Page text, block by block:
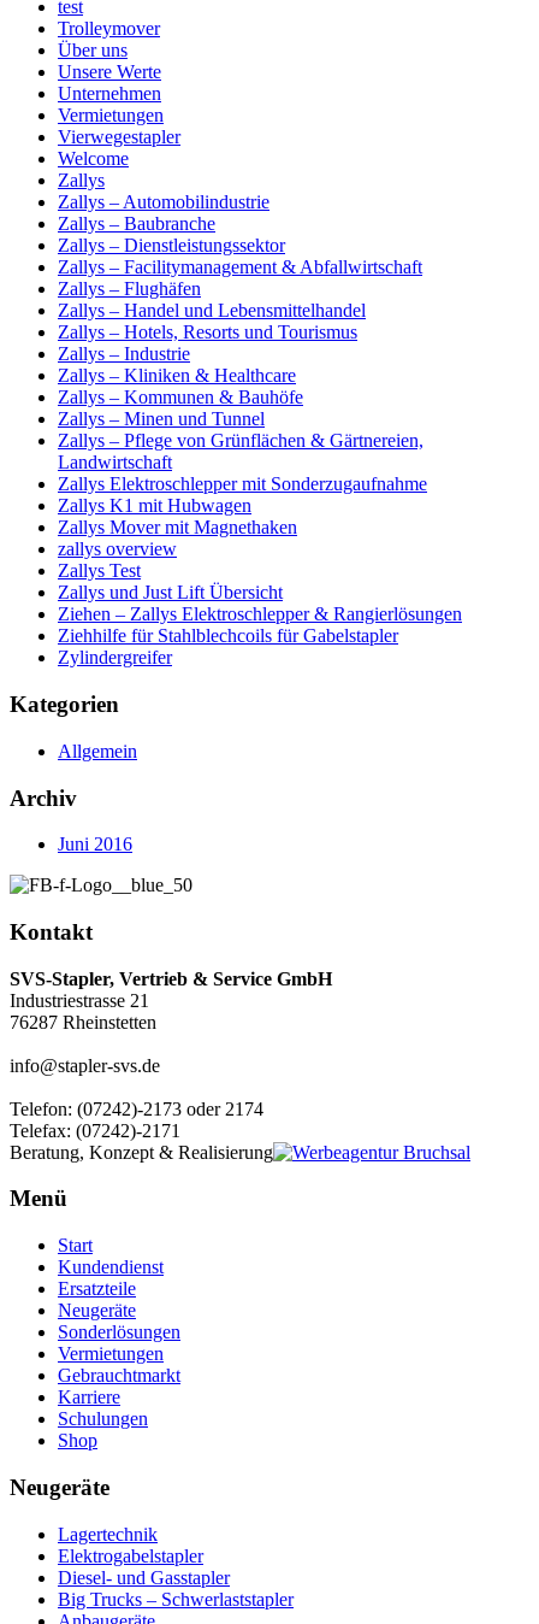
test
Trolleymover
Über uns
Unsere Werte
Unternehmen
Vermietungen
Vierwegestapler
Welcome
Zallys
Zallys – Automobilindustrie
Zallys – Baubranche
Zallys – Dienstleistungssektor
Zallys – Facilitymanagement & Abfallwirtschaft
Zallys – Flughäfen
Zallys – Handel und Lebensmittelhandel
Zallys – Hotels, Resorts und Tourismus
Zallys – Industrie
Zallys – Kliniken & Healthcare
Zallys – Kommunen & Bauhöfe
Zallys – Minen und Tunnel
Zallys – Pflege von Grünflächen & Gärtnereien,
Landwirtschaft
Zallys Elektroschlepper mit Sonderzugaufnahme
Zallys K1 mit Hubwagen
Zallys Mover mit Magnethaken
zallys overview
Zallys Test
Zallys und Just Lift Übersicht
Ziehen – Zallys Elektroschlepper & Rangierlösungen
Ziehhilfe für Stahlblechcoils für Gabelstapler
Zylindergreifer
Kategorien
Allgemein
Archiv
Juni 2016
Kontakt
SVS-Stapler, Vertrieb & Service GmbH
Industriestrasse 21
76287 Rheinstetten
info@stapler-svs.de
Telefon: (07242)-2173 oder 2174
Telefax: (07242)-2171
Beratung, Konzept & Realisierung
Menü
Start
Kundendienst
Ersatzteile
Neugeräte
Sonderlösungen
Vermietungen
Gebrauchtmarkt
Karriere
Schulungen
Shop
Neugeräte
Lagertechnik
Elektrogabelstapler
Diesel- und Gasstapler
Big Trucks – Schwerlaststapler